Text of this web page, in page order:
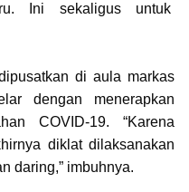
Ini sekaligus untuk
di aula markas
dengan menerapkan
COVID-19. “Karena
diklat dilaksanakan
daring,” imbuhnya.